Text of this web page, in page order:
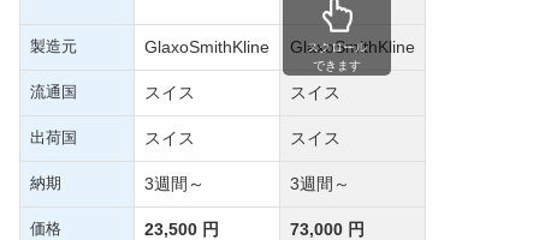
製造元 GlaxoSmithKline GlaxoSmithKline
流通国 スイス スイス
出荷国 スイス スイス
納期 3週間～ 3週間～
価格 23,500 円 73,000 円
スクロール
できます